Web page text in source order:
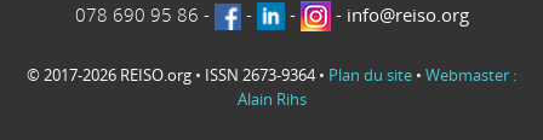
078 690 95 86 - - - - info@reiso.org
© 2017-2026 REISO.org • ISSN 2673-9364 • Plan du site • Webmaster :
Alain Rihs